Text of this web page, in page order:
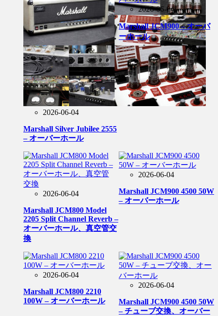
2026-06-04
Marshall Silver Jubilee 2555
– オーバーホール
2026-06-04
Marshall JCM900 – オーバ
ーホール
2026-06-04
Marshall JCM800 Model
2205 Split Channel Reverb –
オーバーホール、真空管交
換
2026-06-04
Marshall JCM900 4500 50W
– オーバーホール
2026-06-04
Marshall JCM800 2210
100W – オーバーホール
2026-06-04
Marshall JCM900 4500 50W
– チューブ交換、オーバー